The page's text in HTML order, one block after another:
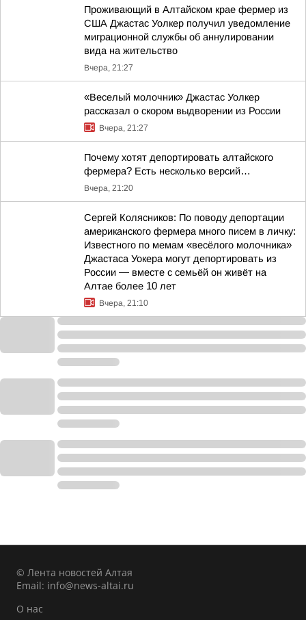
Проживающий в Алтайском крае фермер из
США Джастас Уолкер получил уведомление
миграционной службы об аннулировании
вида на жительство
Вчера, 21:27
«Веселый молочник» Джастас Уолкер
рассказал о скором выдворении из России
Вчера, 21:27
Почему хотят депортировать алтайского
фермера? Есть несколько версий…
Вчера, 21:20
Сергей Колясников: По поводу депортации
американского фермера много писем в личку:
Известного по мемам «весёлого молочника»
Джастаса Уокера могут депортировать из
России — вместе с семьёй он живёт на
Алтае более 10 лет
Вчера, 21:10
© Лента новостей Алтая
Email: info@news-altai.ru
О нас